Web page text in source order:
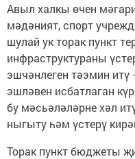
Авыл халкы өчен
мәдәният, спорт
шулай ук торак пункт
инфраструктураны
эшчәнлеген тәэмин
эшләвен исбатлаган
бу мәсьәләләрне хәл
ныгыту һәм үстерү
Торак пункт бюджеты